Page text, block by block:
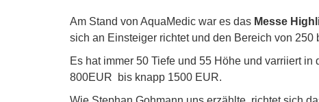
Am Stand von AquaMedic war es das Messe
sich an Einsteiger richtet und den Bereich von 250
Es hat immer 50 Tiefe und 55 Höhe und varriiert
800EUR bis knapp 1500 EUR.